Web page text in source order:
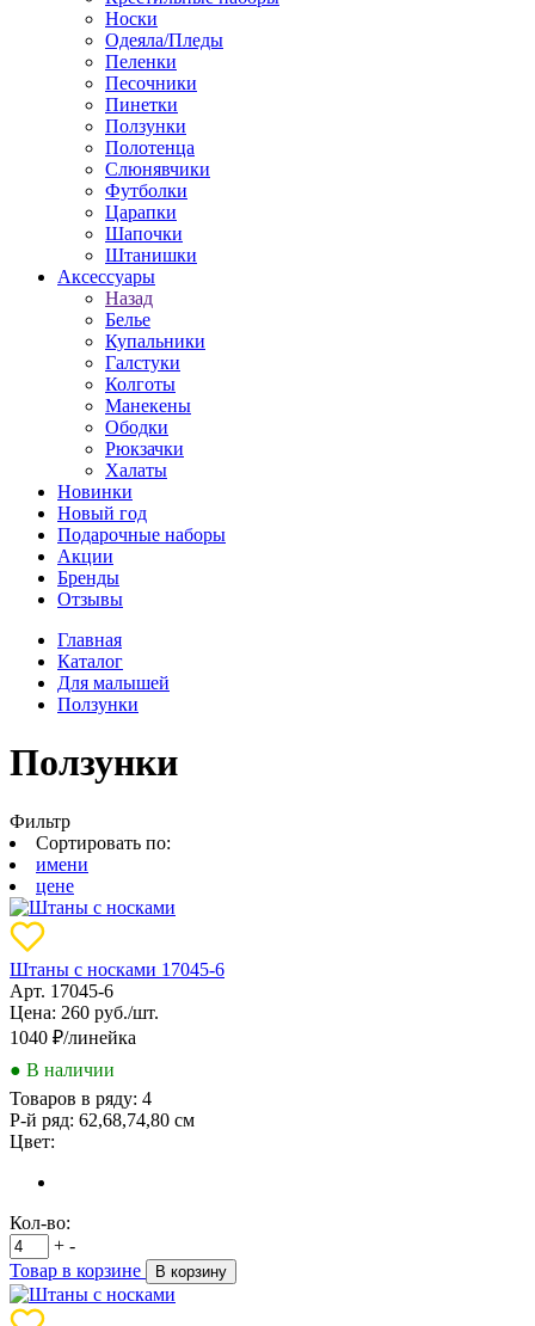
Носки
Одеяла/Пледы
Пеленки
Песочники
Пинетки
Ползунки
Полотенца
Слюнявчики
Футболки
Царапки
Шапочки
Штанишки
Аксессуары
Назад
Белье
Купальники
Галстуки
Колготы
Манекены
Ободки
Рюкзачки
Халаты
Новинки
Новый год
Подарочные наборы
Акции
Бренды
Отзывы
Главная
Каталог
Для малышей
Ползунки
Ползунки
Фильтр
Сортировать по:
имени
цене
Штаны с носками 17045-6
Арт. 17045-6
Цена: 260 руб./шт.
1040 ₽/линейка
● В наличии
Товаров в ряду: 4
Р-й ряд: 62,68,74,80 см
Цвет:
Кол-во:
+ -
Товар в корзине
В корзину